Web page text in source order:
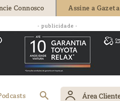
Connosco Assine a Gazeta
- publicidade -
Área
vitória